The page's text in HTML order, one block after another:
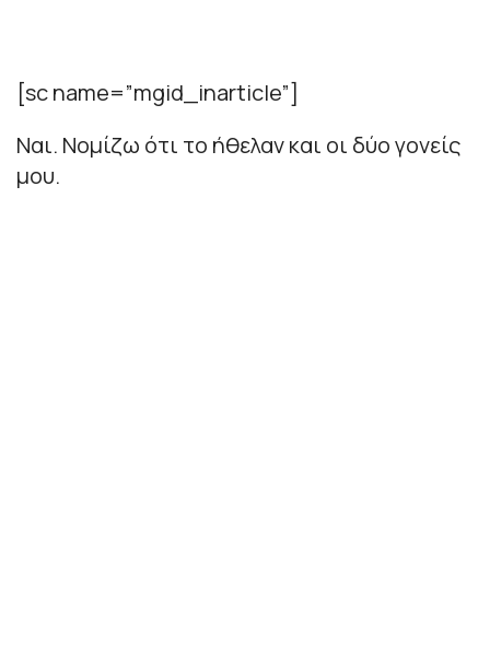
[sc name=”mgid_inarticle”]
Ναι. Νομίζω ότι το ήθελαν και οι δύο γονείς
μου.